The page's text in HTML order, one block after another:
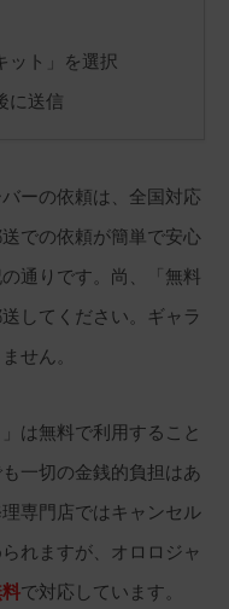
ット」を選択
に送信
ーの依頼は、全国対応
での依頼が簡単で安心
通りです。尚、「無料
してください。ギャラ
せん。
は無料で利用すること
一切の金銭的負担はあ
専門店ではキャンセル
れますが、オロロジャ
で対応しています。